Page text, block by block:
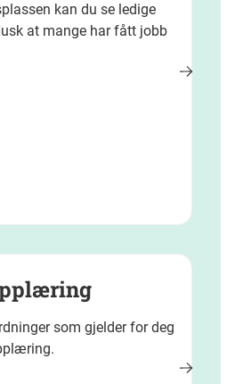
kan du se ledige
at mange har fått jobb
som gjelder for deg